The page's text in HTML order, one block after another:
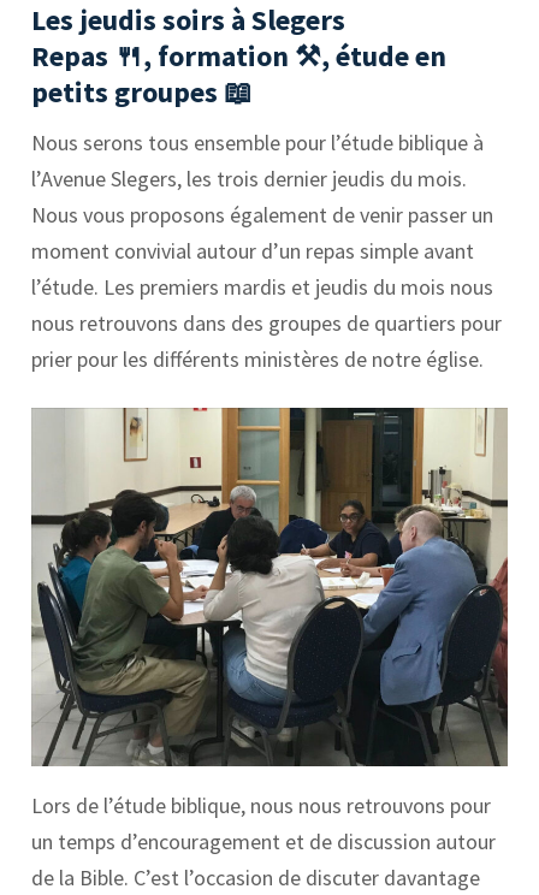
Les jeudis soirs à Slegers
Repas 🍴, formation ⚒️, étude en
petits groupes 📖
Nous serons tous ensemble pour l’étude biblique à
l’Avenue Slegers, les trois dernier jeudis du mois.
Nous vous proposons également de venir passer un
moment convivial autour d’un repas simple avant
l’étude. Les premiers mardis et jeudis du mois nous
nous retrouvons dans des groupes de quartiers pour
prier pour les différents ministères de notre église.
Lors de l’étude biblique, nous nous retrouvons pour
un temps d’encouragement et de discussion autour
de la Bible. C’est l’occasion de discuter davantage